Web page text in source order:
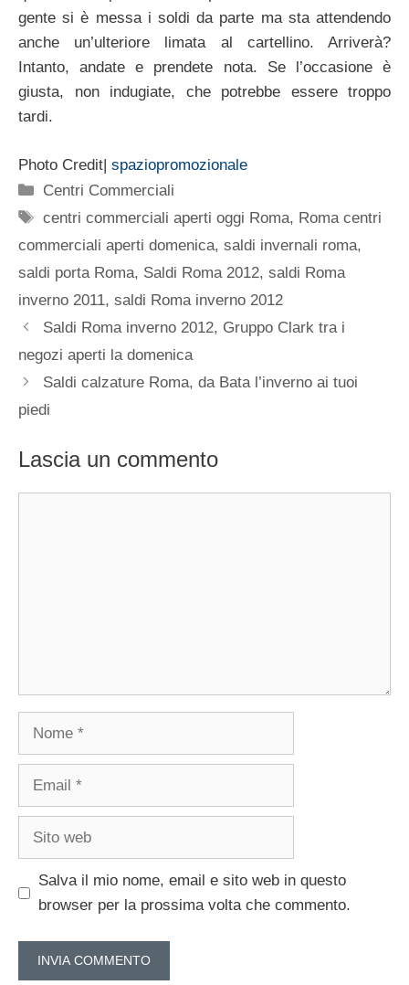
gente si è messa i soldi da parte ma sta attendendo
anche un’ulteriore limata al cartellino. Arriverà?
Intanto, andate e prendete nota. Se l’occasione è
giusta, non indugiate, che potrebbe essere troppo
tardi.
Photo Credit| spaziopromozionale
Categorie
Centri Commerciali
Tag
centri commerciali aperti oggi Roma, Roma centri
commerciali aperti domenica, saldi invernali roma,
saldi porta Roma, Saldi Roma 2012, saldi Roma
inverno 2011, saldi Roma inverno 2012
Saldi Roma inverno 2012, Gruppo Clark tra i
negozi aperti la domenica
Saldi calzature Roma, da Bata l’inverno ai tuoi
piedi
Lascia un commento
Nome
Email
Sito
Salva il mio nome, email e sito web in questo
browser per la prossima volta che commento.